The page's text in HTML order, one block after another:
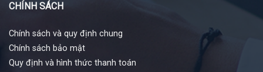
CHÍNH SÁCH
Chính sách và quy định chung
Chính sách bảo mật
Quy định và hình thức thanh toán